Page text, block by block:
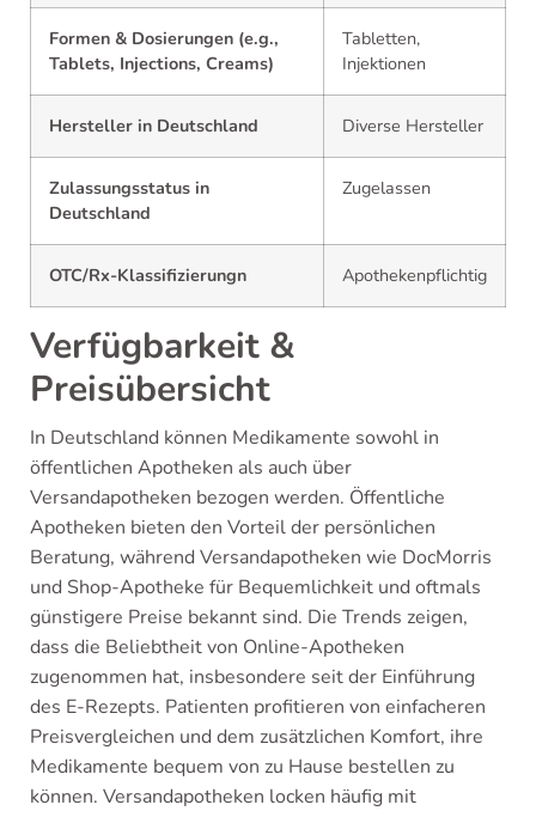
Formen & Dosierungen (e.g.,
Tablets, Injections, Creams)
Tabletten,
Injektionen
Hersteller in Deutschland Diverse Hersteller
Zulassungsstatus in
Deutschland
Zugelassen
OTC/Rx-Klassifizierungn Apothekenpflichtig
Verfügbarkeit &
Preisübersicht
In Deutschland können Medikamente sowohl in
öffentlichen Apotheken als auch über
Versandapotheken bezogen werden. Öffentliche
Apotheken bieten den Vorteil der persönlichen
Beratung, während Versandapotheken wie DocMorris
und Shop-Apotheke für Bequemlichkeit und oftmals
günstigere Preise bekannt sind. Die Trends zeigen,
dass die Beliebtheit von Online-Apotheken
zugenommen hat, insbesondere seit der Einführung
des E-Rezepts. Patienten profitieren von einfacheren
Preisvergleichen und dem zusätzlichen Komfort, ihre
Medikamente bequem von zu Hause bestellen zu
können. Versandapotheken locken häufig mit